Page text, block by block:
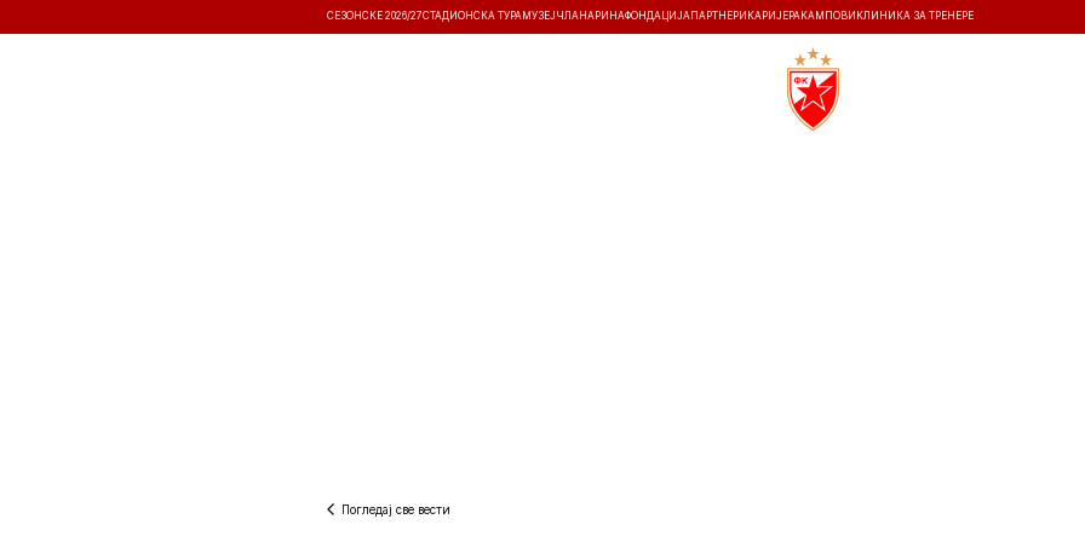
СЕЗОНСКЕ 2026/27СТАДИОНСКА ТУРА МУЗЕЈ ЧЛАНАРИНАФОНДАЦИЈА ПАРТНЕРИ КАРИЈЕРА КАМПОВИ КЛИНИКА ЗА ТРЕНЕРЕ
Погледај све вести